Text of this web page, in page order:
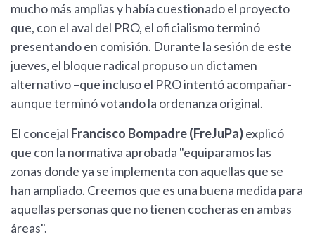
mucho más amplias y había cuestionado el proyecto
que, con el aval del PRO, el oficialismo terminó
presentando en comisión. Durante la sesión de este
jueves, el bloque radical propuso un dictamen
alternativo –que incluso el PRO intentó acompañar-
aunque terminó votando la ordenanza original.
El concejal Francisco Bompadre (FreJuPa)explicó
que con la normativa aprobada "equiparamos las
zonas donde ya se implementa con aquellas que se
han ampliado. Creemos que es una buena medida para
aquellas personas que no tienen cocheras en ambas
áreas".